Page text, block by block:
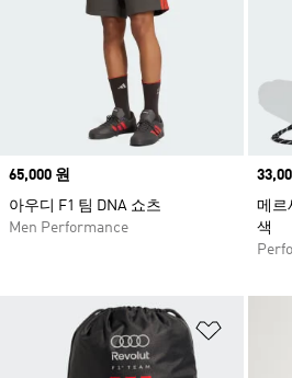
Price
65,000 원
아우디 F1 팀 DNA 쇼츠
Men Performance
메르
색
위시리